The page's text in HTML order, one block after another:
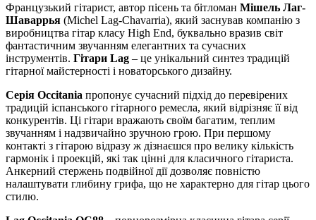
Французький гітарист, автор пісень та бітломан Мішель Лаг-
Шаваррья (Michel Lag-Chavarria), який заснував компанію з
виробництва гітар класу High End, буквально вразив світ
фантастичним звучанням елегантних та сучасних
інструментів. Гітари Lag – це унікальний синтез традицій
гітарної майстерності і новаторського дизайну.
Серія Occitania пропонує сучасний підхід до перевірених
традицій іспанського гітарного ремесла, який відрізняє її від
конкурентів. Ці гітари вражають своїм багатим, теплим
звучанням і надзвичайно зручною грою. При першому
контакті з гітарою відразу ж дізнаєшся про велику кількість
гармонік і проекцій, які так цінні для класичного гітариста.
Анкерний стержень подвійної дії дозволяє повністю
налаштувати глибину грифа, що не характерно для гітар цього
стилю.